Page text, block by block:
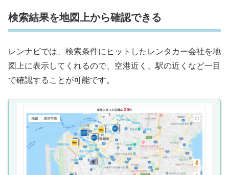
検索結果を地図上から確認できる
レンナビでは、検索条件にヒットしたレンタカー会社を地
図上に表示してくれるので、空港近く、駅の近くなど一目
で確認することが可能です。